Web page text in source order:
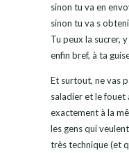
sinon tu va en
sinon tu va s
Tu peux la sucrer,
enfin bref, à ta
Et surtout, ne vas
saladier et le
exactement à la
les gens qui
très technique (et